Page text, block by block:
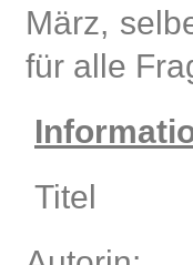
März,
für alle
Titel